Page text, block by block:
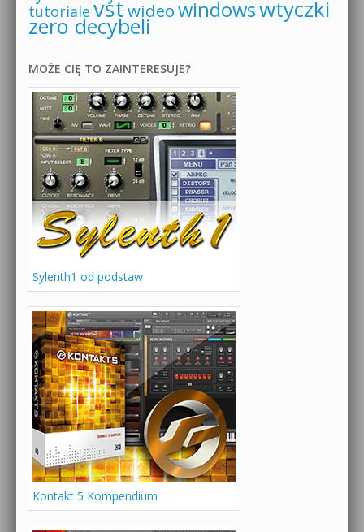
tutoriale vstwideowindowswtyczki
zero decybeli
MOŻE CIĘ TO ZAINTERESUJE?
Sylenth1 od podstaw
Kontakt 5 Kompendium